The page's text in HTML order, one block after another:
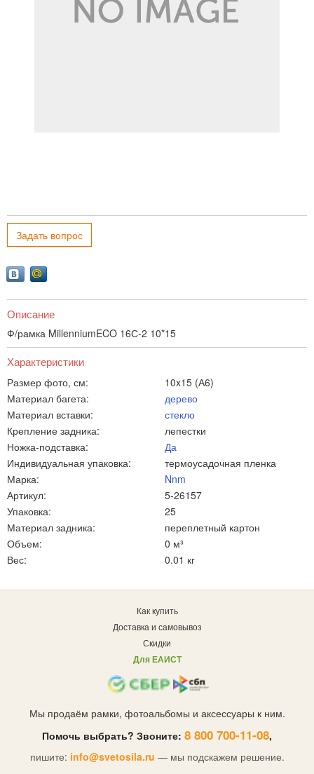
Задать вопрос
Описание
Ф/рамка MillenniumECO 16С-2 10*15
Характеристики
Размер фото, см:
10x15 (А6)
Материал багета:
дерево
Материал вставки:
стекло
Крепление задника:
лепестки
Ножка-подставка:
Да
Индивидуальная упаковка:
термоусадочная пленка
Марка:
Nnm
Артикул:
5-26157
Упаковка:
25
Материал задника:
переплетный картон
Объем:
0 м³
Вес:
0.01 кг
Как купить
Доставка и самовывоз
Скидки
Для ЕАИСТ
Мы продаём рамки, фотоальбомы и аксессуары к ним.
Помочь выбрать? Звоните: 8 800 700-11-08,
пишите: info@svetosila.ru — мы подскажем решение.